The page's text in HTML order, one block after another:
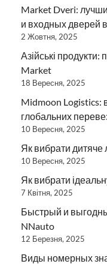
Market Dveri:
и входных дверей
2 Жовтня, 2025
Азійські
Market
18 Вересня, 2025
Midmoon Logistics:
глобальних
10 Вересня, 2025
Як вибрати дитяче
10 Вересня, 2025
Як вибрати
7 Квітня, 2025
Быстрый и
NNauto
12 Березня, 2025
Виды номерных